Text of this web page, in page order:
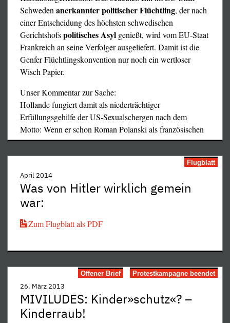
der Gummigeschosse und Blendgranaten, als Präsident der
ausgeschossenen Augen und abgerissenen Hände. Nun
will er sich offensichtlich zum Großinquisitor mausern.
Wir wissen aber auch, daß nicht alle diesen widerwärtigen
Grad an demonstrativer Verachtung der demokratischen
Rechte und der Menschenwürde teilen. An diese ergeht
unsere Aufforderung:
Protestieren Sie beim französischen Justizminister und
fordern Sie die bedingungslose Einhaltung der
Meinungs- und Religionsfreiheit, wie sie die
Schluß mit der Verfolgung angeblicher „Sekten“, weg
mit diesem Mittelalterdreck!
seiner Anhänger!
Ministre de la Justice
Éric Dupond-Moretti
13 Place Vendôme
F – 75042 Paris Cedex 01
Schwedenanerkannter politischer Flüchtling, der nach
einer Entscheidung des höchsten schwedischen
Gerichtshofspolitisches Asyl genießt, wird vom EU-Staat
Frankreich an seine Verfolger ausgeliefert. Damit ist die
Genfer Flüchtlingskonvention nur noch ein wertloser
Wisch Papier.
Unser Kommentar zur Sache:
Hollande fungiert damit als niederträchtiger
Erfüllungsgehilfe der US-Sexualschergen nach dem
Motto: Wenn er schon Roman Polanski als französischen
…
Flugblatt
April 2014
Was von Hitler wirklich gemein
war:
Zum Flugblatt als PDF
Offener Brief Protestkampagne beendet
26. März 2013
MIVILUDES: Kinder»schutz«? –
Kinderraub!